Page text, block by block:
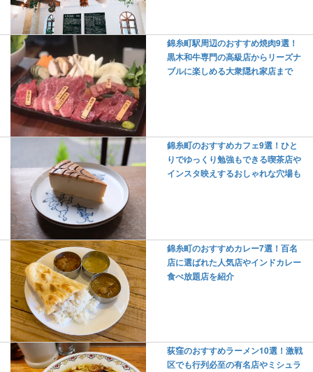
錦糸町駅周辺のおすすめ焼肉9選！
黒木和牛専門の高級店からリーズナ
ブルに楽しめる大衆隠れ家店まで
錦糸町のおすすめカフェ9選！ひと
りでゆっくり勉強もできる喫茶店や
インスタ映えするおしゃれな穴場も
錦糸町のおすすめカレー7選！百名
店に選ばれた人気店やインドカレー
食べ放題店を紹介
荻窪のおすすめラーメン10選！激戦
区でも行列必至の有名店やミシュラ